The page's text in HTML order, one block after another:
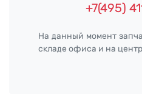
+7(495)
На данный момент
складе офиса и на